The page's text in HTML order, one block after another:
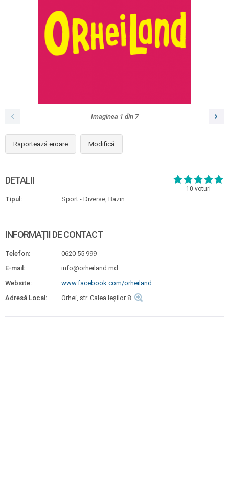
Imaginea 1 din 7
Raportează eroare Modifică
10 voturi
DETALII
Tipul: Sport - Diverse, Bazin
INFORMAȚII DE CONTACT
Telefon:
0620 55 999
E-mail:
info@orheiland.md
Website:
www.facebook.com/orheiland
Adresă Local:
Orhei, str. Calea Ieșilor 8